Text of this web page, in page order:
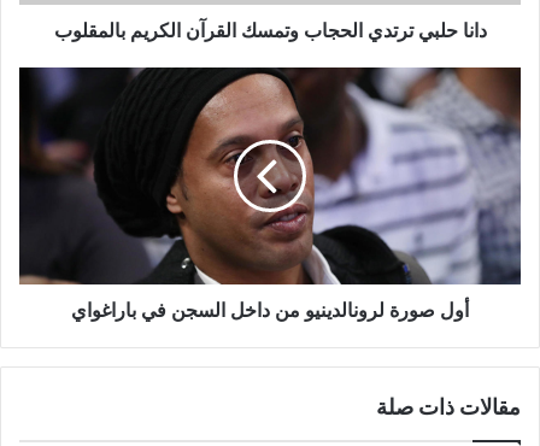
دانا حلبي ترتدي الحجاب وتمسك القرآن الكريم بالمقلوب
صورة
لرونالدينيو
من
السجن
في
باراغواي
أول صورة لرونالدينيو من داخل السجن في باراغواي
مقالات ذات صلة